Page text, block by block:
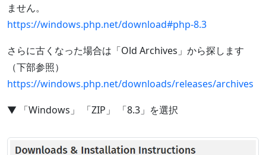
ません。
https://windows.php.net/download#php-8.3
さらに古くなった場合は「Old Archives」から探します
（下部参照）
https://windows.php.net/downloads/releases/archives
▼ 「Windows」 「ZIP」 「8.3」を選択